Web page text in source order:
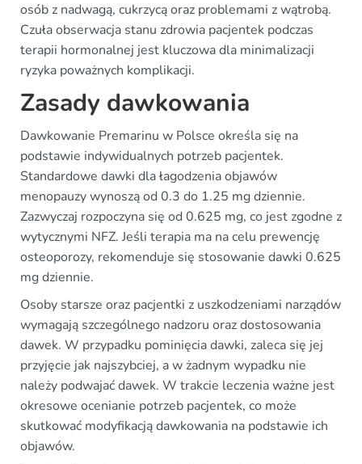
osób z nadwagą, cukrzycą oraz problemami z wątrobą.
Czuła obserwacja stanu zdrowia pacjentek podczas
terapii hormonalnej jest kluczowa dla minimalizacji
ryzyka poważnych komplikacji.
Zasady dawkowania
Dawkowanie Premarinu w Polsce określa się na
podstawie indywidualnych potrzeb pacjentek.
Standardowe dawki dla łagodzenia objawów
menopauzy wynoszą od 0.3 do 1.25 mg dziennie.
Zazwyczaj rozpoczyna się od 0.625 mg, co jest zgodne z
wytycznymi NFZ. Jeśli terapia ma na celu prewencję
osteoporozy, rekomenduje się stosowanie dawki 0.625
mg dziennie.
Osoby starsze oraz pacjentki z uszkodzeniami narządów
wymagają szczególnego nadzoru oraz dostosowania
dawek. W przypadku pominięcia dawki, zaleca się jej
przyjęcie jak najszybciej, a w żadnym wypadku nie
należy podwajać dawek. W trakcie leczenia ważne jest
okresowe ocenianie potrzeb pacjentek, co może
skutkować modyfikacją dawkowania na podstawie ich
objawów.